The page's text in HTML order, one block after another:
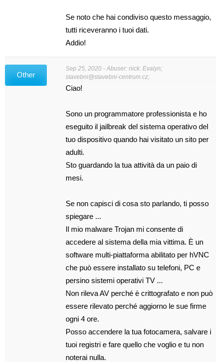
Se noto che hai condiviso questo messaggio,
tutti riceveranno i tuoi dati.
Addio!
Other
Sep 25, 2020 - Abuser: nick: Evalyn;
stavebni@stavebni-centrum.cz;
Ciao!
Sono un programmatore professionista e ho
eseguito il jailbreak del sistema operativo del
tuo dispositivo quando hai visitato un sito per
adulti.
Sto guardando la tua attività da un paio di
mesi.
Se non capisci di cosa sto parlando, ti posso
spiegare ...
Il mio malware Trojan mi consente di
accedere al sistema della mia vittima. È un
software multi-piattaforma abilitato per hVNC
che può essere installato su telefoni, PC e
persino sistemi operativi TV ...
Non rileva AV perché è crittografato e non può
essere rilevato perché aggiorno le sue firme
ogni 4 ore.
Posso accendere la tua fotocamera, salvare i
tuoi registri e fare quello che voglio e tu non
noterai nulla.